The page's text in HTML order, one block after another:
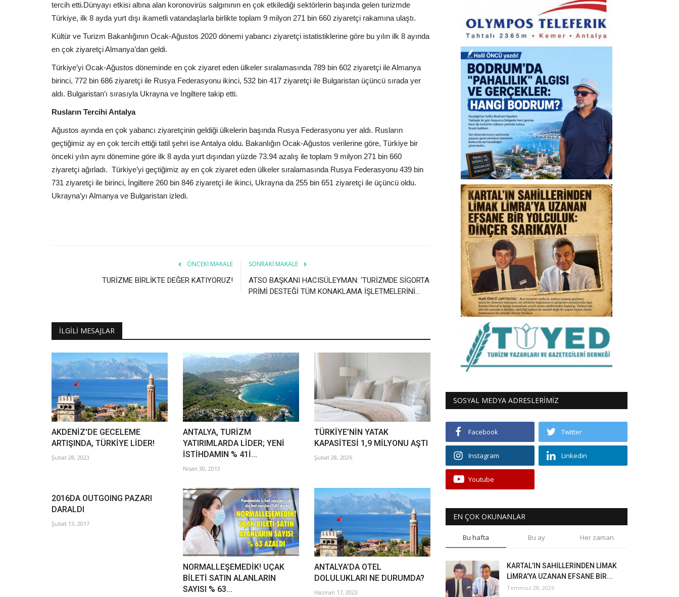
tercih etti.Dünyayı etkisi altına alan koronovirüs salgınının en çok etkilediği sektörlerin başında gelen turizmde
Türkiye, ilk 8 ayda yurt dışı ikametli vatandaşlarla birlikte toplam 9 milyon 271 bin 660 ziyaretçi rakamına ulaştı.
Kültür ve Turizm Bakanlığının Ocak-Ağustos 2020 dönemi yabancı ziyaretçi istatistiklerine göre bu yılın ilk 8 ayında
en çok ziyaretçi Almanya’dan geldi.
Türkiye’yi Ocak-Ağustos döneminde en çok ziyaret eden ülkeler sıralamasında 789 bin 602 ziyaretçi ile Almanya
birinci, 772 bin 686 ziyaretçi ile Rusya Federasyonu ikinci, 532 bin 417 ziyaretçi ile Bulgaristan üçüncü sırada yer
aldı. Bulgaristan’ı sırasıyla Ukrayna ve İngiltere takip etti.
Rusların Tercihi Antalya
Ağustos ayında en çok yabancı ziyaretçinin geldiği ülkelerin başında Rusya Federasyonu yer aldı. Rusların
geçtiğimiz ay en çok tercih ettiği tatil şehri ise Antalya oldu. Bakanlığın Ocak-Ağustos verilerine göre, Türkiye bir
önceki yılın aynı dönemine göre ilk 8 ayda yurt dışından yüzde 73.94 azalış ile toplam 9 milyon 271 bin 660
ziyaretçi ağırladı. Türkiye’yi geçtiğimiz ay en çok ziyaret eden ülkeler sıralamasında Rusya Federasyonu 439 bin
731 ziyaretçi ile birinci, İngiltere 260 bin 846 ziyaretçi ile ikinci, Ukrayna da 255 bin 651 ziyaretçi ile üçüncü oldu.
Ukrayna’yı Almanya ve Bulgaristan izledi.
ÖNCEKI MAKALE
TURİZME BİRLİKTE DEĞER KATIYORUZ!
SONRAKI MAKALE
ATSO BAŞKANI HACISÜLEYMAN: 'TURİZMDE SİGORTA
PRİMİ DESTEĞİ TÜM KONAKLAMA İŞLETMELERİNİ...
İLGILI MESAJLAR
AKDENİZ'DE GECELEME
ARTIŞINDA, TÜRKİYE LİDER!
Şubat 28, 2023
ANTALYA, TURİZM
YATIRIMLARDA LİDER; YENİ
İSTİHDAMIN % 41İ...
Nisan 30, 2013
TÜRKİYE’NİN YATAK
KAPASİTESİ 1,9 MİLYONU AŞTI
Şubat 28, 2026
2016DA OUTGOING PAZARI
DARALDI
Şubat 13, 2017
NORMALLEŞEMEDİK! UÇAK
BİLETİ SATIN ALANLARIN
SAYISI % 63...
ANTALYA’DA OTEL
DOLULUKLARI NE DURUMDA?
Haziran 17, 2023
SOSYAL MEDYA ADRESLERİMİZ
Facebook Twitter
Instagram Linkedin
Youtube
EN ÇOK OKUNANLAR
Bu hafta Bu ay Her zaman
KARTAL’IN SAHİLLERİNDEN LİMAK
LİMRA’YA UZANAN EFSANE BİR...
Temmuz 28, 2026